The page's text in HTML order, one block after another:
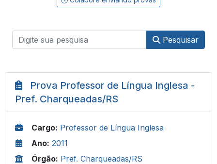
Pesquisar
Prova Professor de Língua Inglesa -
Pref. Charqueadas/RS
Cargo: Professor de Língua Inglesa
Ano: 2011
Órgão: Pref. Charqueadas/RS